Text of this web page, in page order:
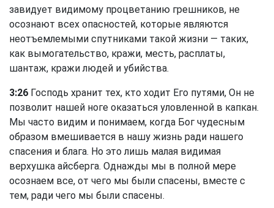
завидует видимому процветанию грешников, не
осознают всех опасностей, которые являются
неотъемлемыми спутниками такой жизни — таких,
как вымогательство, кражи, месть, расплаты,
шантаж, кражи людей и убийства.
3:26 Господь хранит тех, кто ходит Его путями, Он не
позволит нашей ноге оказаться уловленной в капкан.
Мы часто видим и понимаем, когда Бог чудесным
образом вмешивается в нашу жизнь ради нашего
спасения и блага. Но это лишь малая видимая
верхушка айсберга. Однажды мы в полной мере
осознаем все, от чего мы были спасены, вместе с
тем, ради чего мы были спасены.